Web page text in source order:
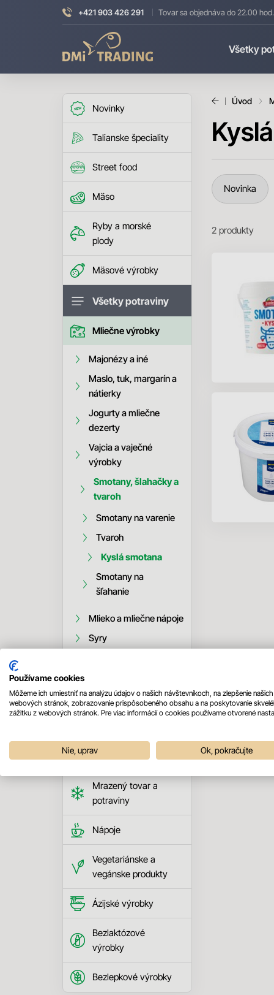
+421 903 426 291 Tovar sa objednáva do 22.00 hod.
Trading
Všetky
Novinky
Talianske špeciality
Street food
Mäso
Ryby a morské
plody
Mäsové výrobky
Všetky potraviny
Mliečne výrobky
Majonézy a iné
Maslo, tuk, margarín a
nátierky
Jogurty a mliečne
dezerty
Vajcia a vaječné
výrobky
Smotany, šlahačky a
tvaroh
Smotany na varenie
Tvaroh
Kyslá smotana
Smotany na
šľahanie
Mlieko a mliečne nápoje
Syry
Konzervované a
sterilizované
Oleje, octy a iné
Mrazený tovar a
potraviny
Nápoje
Vegetariánske a
vegánske produkty
Ázijské výrobky
Bezlaktózové
výrobky
Bezlepkové výrobky
Úvod
Novinka
2 produkty
Používame cookies
Môžeme ich umiestniť na analýzu údajov o našich návštevníkoch, na zlepšenie našich
webových stránok, zobrazovanie prispôsobeného obsahu a na poskytovanie
zážitku z webových stránok. Pre viac informácií o cookies používame otvorené
Nie, uprav Ok, pokračujte